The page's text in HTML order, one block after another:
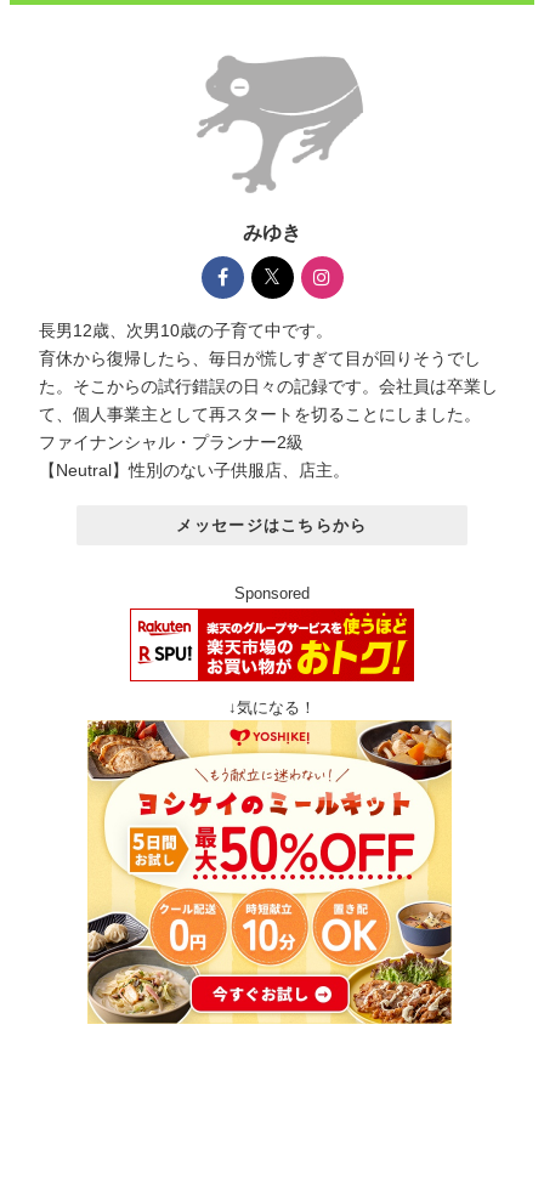
みゆき
長男12歳、次男10歳の子育て中です。
育休から復帰したら、毎日が慌しすぎて目が回りそうでし
た。そこからの試行錯誤の日々の記録です。会社員は卒業し
て、個人事業主として再スタートを切ることにしました。
ファイナンシャル・プランナー2級
【Neutral】性別のない子供服店、店主。
メッセージはこちらから
Sponsored
↓気になる！